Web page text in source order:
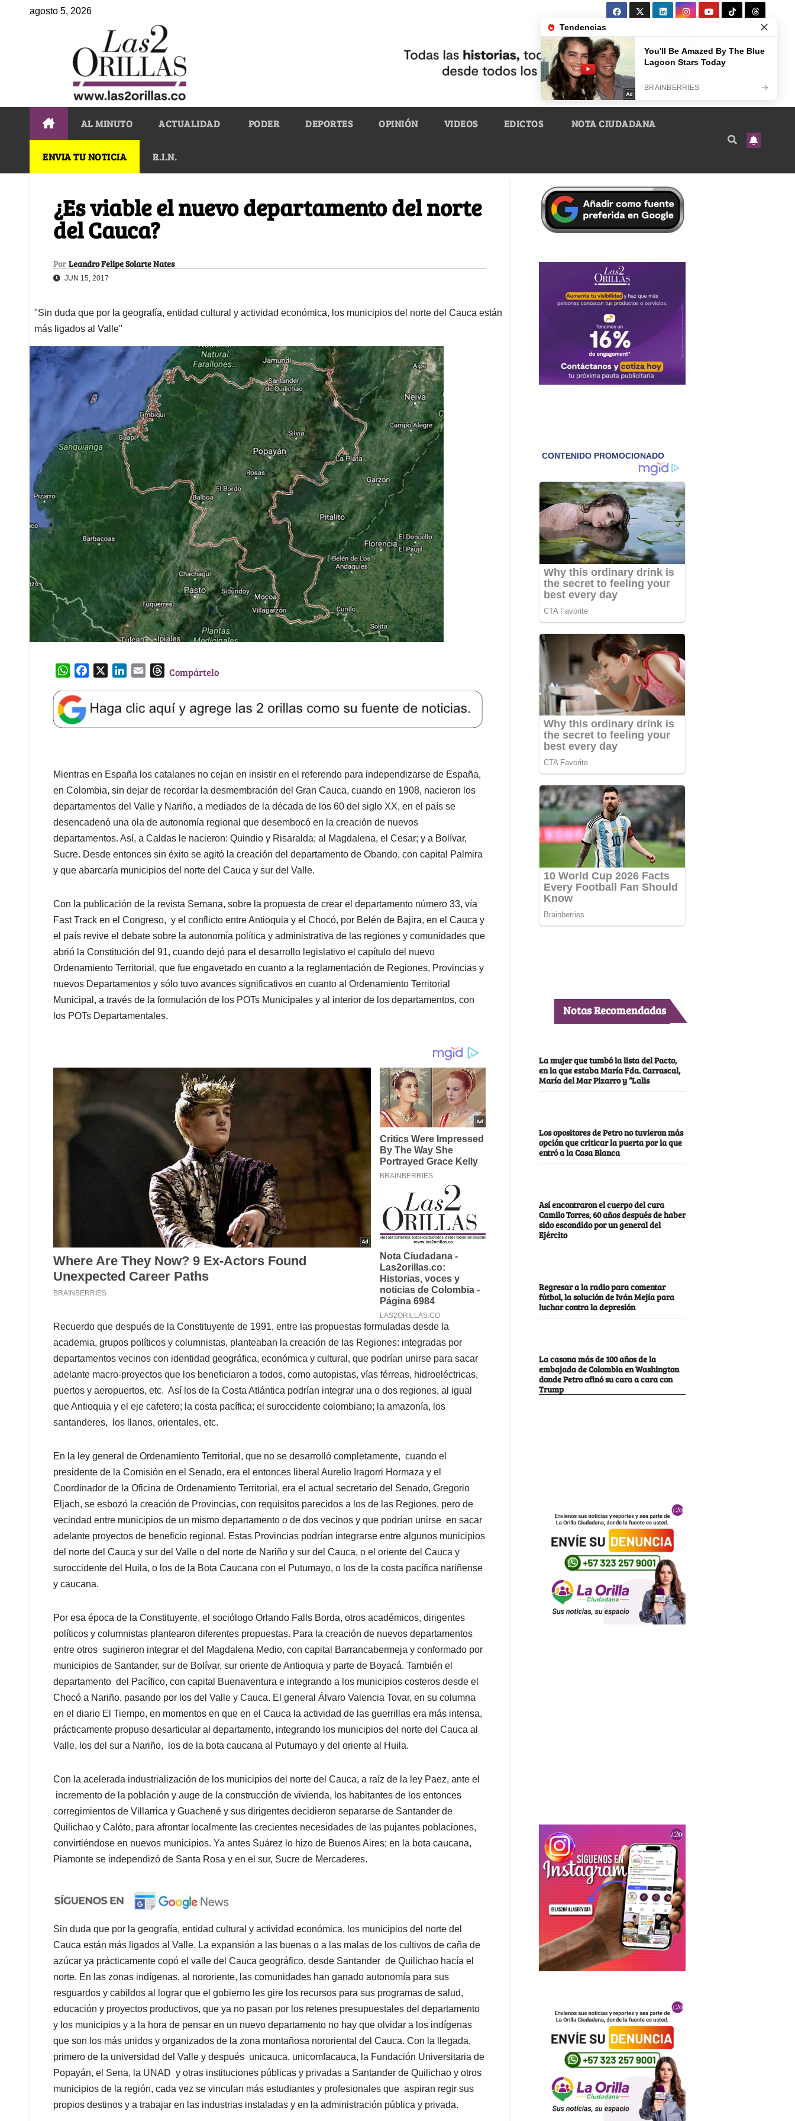
agosto 5, 2026
AL MINUTO ACTUALIDAD PODER DEPORTES OPINIÓN VIDEOS EDICTOS NOTA CIUDADANA
ENVIA TU NOTICIA R.I.N.
¿Es viable el nuevo departamento del norte
del Cauca?
Por Leandro Felipe Solarte Nates
JUN 15, 2017
"Sin duda que por la geografía, entidad cultural y actividad económica, los municipios del norte del Cauca están
más ligados al Valle"
W
a
t
s
p
e
b
k
k
e
n
l
T
e
a
Compártelo
Mientras en España los catalanes no cejan en insistir en el referendo para independizarse de España,
en Colombia, sin dejar de recordar la desmembración del Gran Cauca, cuando en 1908, nacieron los
departamentos del Valle y Nariño, a mediados de la década de los 60 del siglo XX, en el país se
desencadenó una ola de autonomía regional que desembocó en la creación de nuevos
departamentos. Así, a Caldas le nacieron: Quindio y Risaralda; al Magdalena, el Cesar; y a Bolívar,
Sucre. Desde entonces sin éxito se agitó la creación del departamento de Obando, con capital Palmira
y que abarcaría municipios del norte del Cauca y sur del Valle.
Con la publicación de la revista Semana, sobre la propuesta de crear el departamento número 33, vía
Fast Track en el Congreso, y el conflicto entre Antioquia y el Chocó, por Belén de Bajira, en el Cauca y
el país revive el debate sobre la autonomía política y administrativa de las regiones y comunidades que
abrió la Constitución del 91, cuando dejó para el desarrollo legislativo el capítulo del nuevo
Ordenamiento Territorial, que fue engavetado en cuanto a la reglamentación de Regiones, Provincias y
nuevos Departamentos y sólo tuvo avances significativos en cuanto al Ordenamiento Territorial
Municipal, a través de la formulación de los POTs Municipales y al interior de los departamentos, con
los POTs Departamentales.
Recuerdo que después de la Constituyente de 1991, entre las propuestas formuladas desde la
academia, grupos políticos y columnistas, planteaban la creación de las Regiones: integradas por
departamentos vecinos con identidad geográfica, económica y cultural, que podrían unirse para sacar
adelante macro-proyectos que los beneficiaron a todos, como autopistas, vías férreas, hidroeléctricas,
puertos y aeropuertos, etc. Así los de la Costa Atlántica podrían integrar una o dos regiones, al igual
que Antioquia y el eje cafetero; la costa pacífica; el suroccidente colombiano; la amazonía, los
santanderes, los llanos, orientales, etc.
En la ley general de Ordenamiento Territorial, que no se desarrolló completamente, cuando el
presidente de la Comisión en el Senado, era el entonces liberal Aurelio Iragorri Hormaza y el
Coordinador de la Oficina de Ordenamiento Territorial, era el actual secretario del Senado, Gregorio
Eljach, se esbozó la creación de Provincias, con requisitos parecidos a los de las Regiones, pero de
vecindad entre municipios de un mismo departamento o de dos vecinos y que podrían unirse en sacar
adelante proyectos de beneficio regional. Estas Provincias podrían integrarse entre algunos municipios
del norte del Cauca y sur del Valle o del norte de Nariño y sur del Cauca, o el oriente del Cauca y
suroccidente del Huila, o los de la Bota Caucana con el Putumayo, o los de la costa pacífica nariñense
y caucana.
Por esa época de la Constituyente, el sociólogo Orlando Falls Borda, otros académicos, dirigentes
políticos y columnistas plantearon diferentes propuestas. Para la creación de nuevos departamentos
entre otros sugirieron integrar el del Magdalena Medio, con capital Barrancabermeja y conformado por
municipios de Santander, sur de Bolívar, sur oriente de Antioquia y parte de Boyacá. También el
departamento del Pacífico, con capital Buenaventura e integrando a los municipios costeros desde el
Chocó a Nariño, pasando por los del Valle y Cauca. El general Álvaro Valencia Tovar, en su columna
en el diario El Tiempo, en momentos en que en el Cauca la actividad de las guerrillas era más intensa,
prácticamente propuso desarticular al departamento, integrando los municipios del norte del Cauca al
Valle, los del sur a Nariño, los de la bota caucana al Putumayo y del oriente al Huila.
Con la acelerada industrialización de los municipios del norte del Cauca, a raíz de la ley Paez, ante el
incremento de la población y auge de la construcción de vivienda, los habitantes de los entonces
corregimientos de Villarrica y Guachené y sus dirigentes decidieron separarse de Santander de
Quilichao y Calóto, para afrontar localmente las crecientes necesidades de las pujantes poblaciones,
convirtiéndose en nuevos municipios. Ya antes Suárez lo hizo de Buenos Aires; en la bota caucana,
Piamonte se independizó de Santa Rosa y en el sur, Sucre de Mercaderes.
Sin duda que por la geografía, entidad cultural y actividad económica, los municipios del norte del
Cauca están más ligados al Valle. La expansión a las buenas o a las malas de los cultivos de caña de
azúcar ya prácticamente copó el valle del Cauca geográfico, desde Santander de Quilichao hacía el
norte. En las zonas indígenas, al nororiente, las comunidades han ganado autonomía para sus
resguardos y cabildos al lograr que el gobierno les gire los recursos para sus programas de salud,
educación y proyectos productivos, que ya no pasan por los retenes presupuestales del departamento
y los municipios y a la hora de pensar en un nuevo departamento no hay que olvidar a los indígenas
que son los más unidos y organizados de la zona montañosa nororiental del Cauca. Con la llegada,
primero de la universidad del Valle y después unicauca, unicomfacauca, la Fundación Universitaria de
Popayán, el Sena, la UNAD y otras instituciones públicas y privadas a Santander de Quilichao y otros
municipios de la región, cada vez se vinculan más estudiantes y profesionales que aspiran regir sus
propios destinos y a trabajar en las industrias instaladas y en la administración pública y privada.
Notas Recomendadas
La mujer que tumbó la lista del Pacto,
en la que estaba María Fda. Carrascal,
María del Mar Pizarro y “Lalis
Los opositores de Petro no tuvieron más
opción que criticar la puerta por la que
entró a la Casa Blanca
Así encontraron el cuerpo del cura
Camilo Torres, 60 años después de haber
sido escondido por un general del
Ejército
Regresar a la radio para comentar
fútbol, la solución de Iván Mejía para
luchar contra la depresión
La casona más de 100 años de la
embajada de Colombia en Washington
donde Petro afinó su cara a cara con
Trump